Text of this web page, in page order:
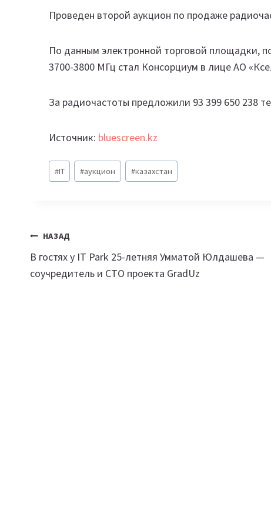
Проведен второй аукцион по продаже
По данным электронной торговой площадки,
3700-3800 МГц стал Консорциум в лице АО
За радиочастоты предложили 93 399 650 238
Источник: bluescreen.kz
Метки
записи:
#IT #аукцион #казахстан
Навигация
по
НАЗАД
В гостях у IT Park 25-летняя Умматой Юлдашева —
соучредитель и CTO проекта GradUz